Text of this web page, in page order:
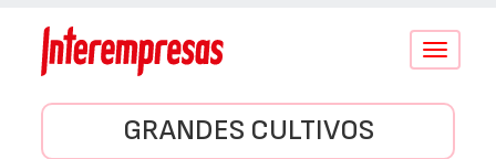
Conmutar
GRANDES CULTIVOS